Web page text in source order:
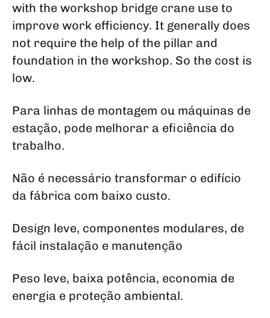
with the workshop bridge crane use to
improve work efficiency. It generally does
not require the help of the pillar and
foundation in the workshop. So the cost is
low.
Para linhas de montagem ou máquinas de
estação, pode melhorar a eficiência do
trabalho.
Não é necessário transformar o edifício
da fábrica com baixo custo.
Design leve, componentes modulares, de
fácil instalação e manutenção
Peso leve, baixa potência, economia de
energia e proteção ambiental.